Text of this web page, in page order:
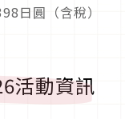
日圓（含稅）
活動資訊